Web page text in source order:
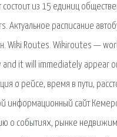
из 15 единиц
расписание
Wiki Routes. Wikiroutes —
it will immediately appear
о рейсе, время в пути,
информационный сайт
о событиях, рынке